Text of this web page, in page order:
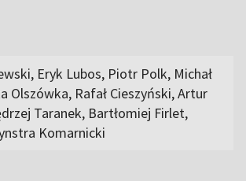
Eryk Lubos, Piotr Polk, Michał
Olszówka, Rafał Cieszyński, Artur
Taranek, Bartłomiej Firlet,
Komarnicki